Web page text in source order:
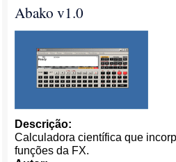
Abako v1.0
Descrição:
Calculadora científica que
funções da FX.